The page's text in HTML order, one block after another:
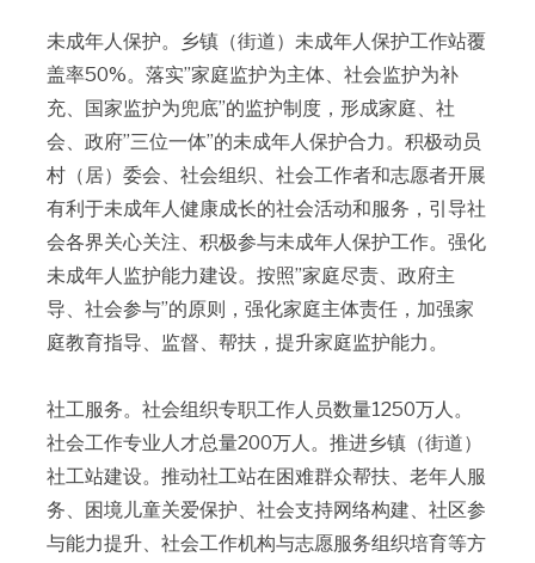
未成年人保护。乡镇（街道）未成年人保护工作站覆
盖率50%。落实”家庭监护为主体、社会监护为补
充、国家监护为兜底”的监护制度，形成家庭、社
会、政府”三位一体”的未成年人保护合力。积极动员
村（居）委会、社会组织、社会工作者和志愿者开展
有利于未成年人健康成长的社会活动和服务，引导社
会各界关心关注、积极参与未成年人保护工作。强化
未成年人监护能力建设。按照”家庭尽责、政府主
导、社会参与”的原则，强化家庭主体责任，加强家
庭教育指导、监督、帮扶，提升家庭监护能力。
社工服务。社会组织专职工作人员数量1250万人。
社会工作专业人才总量200万人。推进乡镇（街道）
社工站建设。推动社工站在困难群众帮扶、老年人服
务、困境儿童关爱保护、社会支持网络构建、社区参
与能力提升、社会工作机构与志愿服务组织培育等方